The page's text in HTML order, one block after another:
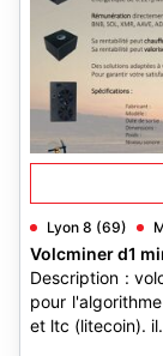
Lyon 8 (69)
Volcminer d1
Description :
pour
et ltc (litecoin).